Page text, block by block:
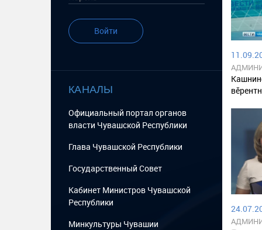
Войти
КАНАЛЫ
Официальный портал органов
власти Чувашской Республики
Глава Чувашской Республики
Государственный Cовет
Кабинет Министров Чувашской
Республики
Минкультуры Чувашии